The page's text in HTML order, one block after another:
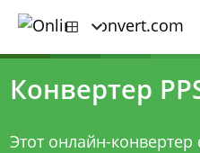
Конвертер
Этот онлайн-